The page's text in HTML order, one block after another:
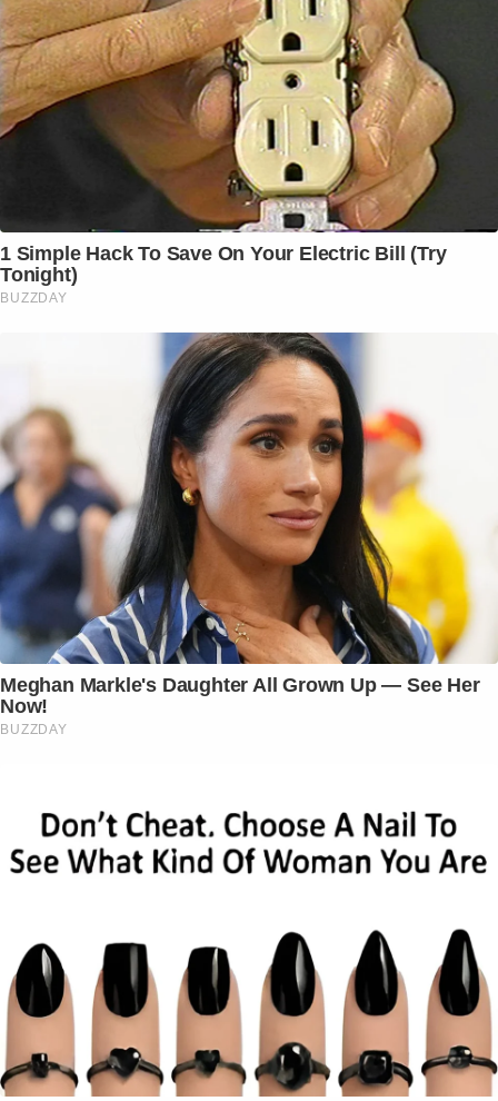
1 Simple Hack To Save On Your Electric Bill (Try
Tonight)
BUZZDAY
Meghan Markle's Daughter All Grown Up — See Her
Now!
BUZZDAY